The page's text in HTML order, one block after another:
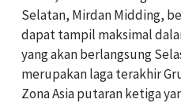
Selatan, Mirdan Midding,
dapat tampil maksimal
yang akan berlangsung
merupakan laga terakhir
Zona Asia putaran ketiga